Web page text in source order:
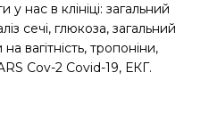
нас в клініці: загальний
сечі, глюкоза, загальний
вагітність, тропоніни,
Cov-2 Covid-19, ЕКГ.